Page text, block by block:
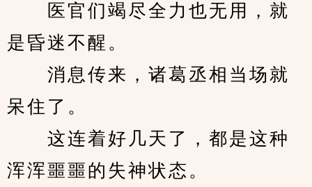
医官们竭尽全力也无用，就
是昏迷不醒。
消息传来，诸葛丞相当场就
呆住了。
这连着好几天了，都是这种
浑浑噩噩的失神状态。